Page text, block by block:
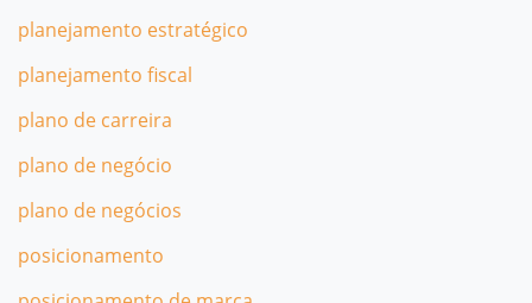
planejamento estratégico
planejamento fiscal
plano de carreira
plano de negócio
plano de negócios
posicionamento